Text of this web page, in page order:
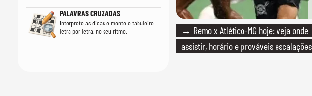
PALAVRAS CRUZADAS
Interprete as dicas e monte o tabuleiro
letra por letra, no seu ritmo.
→ Remo x Atlético-MG hoje: veja onde
assistir, horário e prováveis escalações